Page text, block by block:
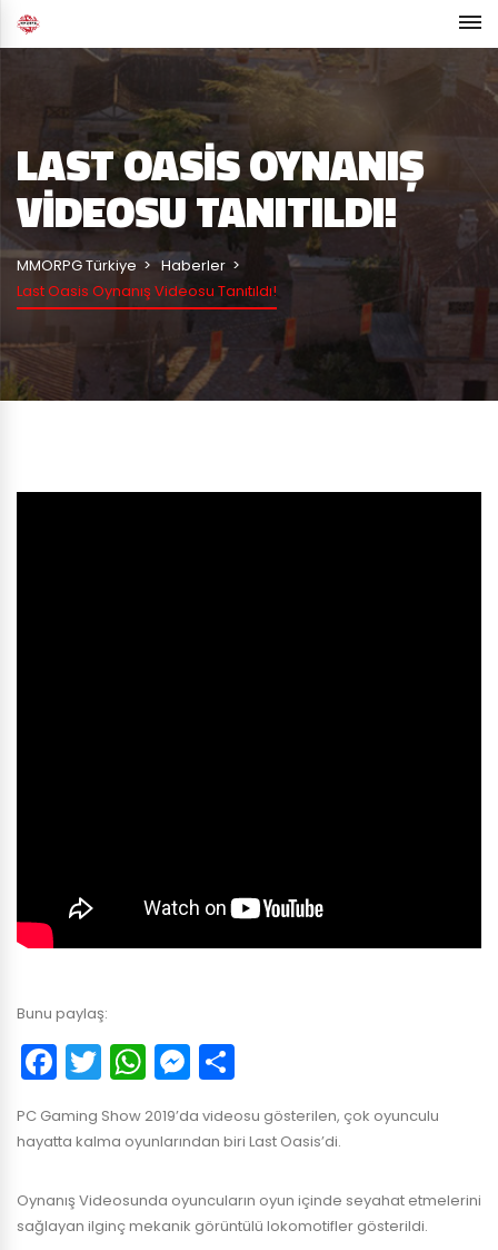
LAST OASIS OYNANIŞ
VIDEOSU TANITILDI!
MMORPG Türkiye
Haberler
Last Oasis Oynanış Videosu Tanıtıldı!
Bunu paylaş:
Facebook
Twitter
WhatsApp
Messenger
PC Gaming Show 2019’da videosu gösterilen, çok oyunculu
hayatta kalma oyunlarından biri Last Oasis’di.
Oynanış Videosunda oyuncuların oyun içinde seyahat etmelerini
sağlayan ilginç mekanik görüntülü lokomotifler gösterildi.